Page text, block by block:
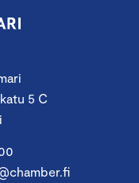
5 C